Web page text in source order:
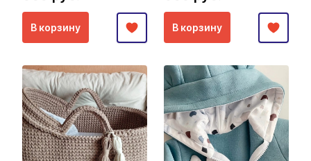
В корзину В корзину